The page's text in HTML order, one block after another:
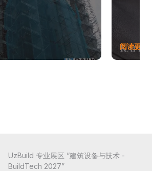
阅读更多
UzBuild 专业展区 “建筑设备与技术 -
BuildTech 2027”